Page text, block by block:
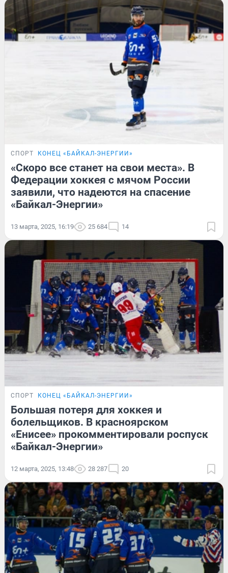
СПОРТ КОНЕЦ «БАЙКАЛ-ЭНЕРГИИ»
«Скоро все станет на свои места». В
Федерации хоккея с мячом России
заявили, что надеются на спасение
«Байкал-Энергии»
13 марта, 2025, 16:19 25 684 14
СПОРТ КОНЕЦ «БАЙКАЛ-ЭНЕРГИИ»
Большая потеря для хоккея и
болельщиков. В красноярском
«Енисее» прокомментировали роспуск
«Байкал-Энергии»
12 марта, 2025, 13:48 28 287 20